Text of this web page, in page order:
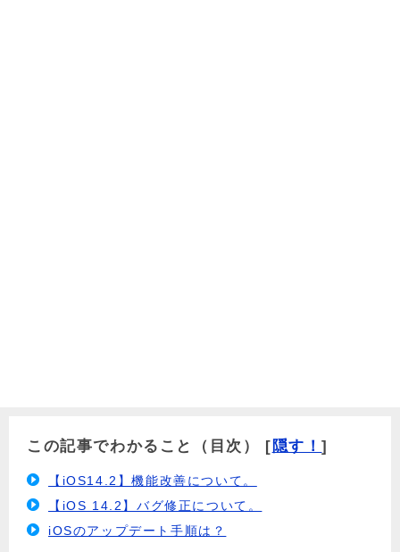
この記事でわかること（目次） [ 隠す！]
【iOS14.2】機能改善について。
【iOS 14.2】バグ修正について。
iOSのアップデート手順は？